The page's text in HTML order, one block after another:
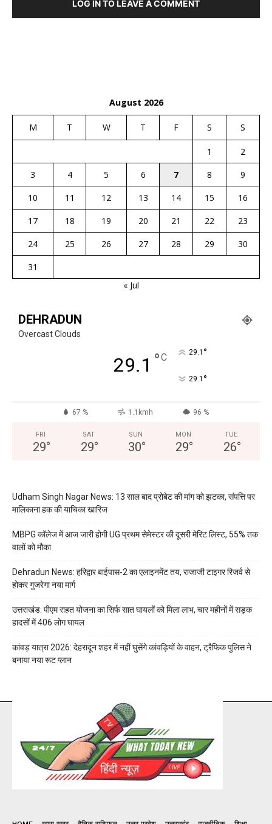
LOG IN TO LEAVE A COMMENT
August 2026
M T W T F S S
1
2
3
4 5 6 7 8
9
10
11 12 13 14 15
16
17
18 19 20 21 22
23
24
25 26 27 28 29
30
31
« Jul
DEHRADUN
Overcast Clouds
29.1 °C 29.1 °
29.1 °
67 % 1.1kmh 96 %
FRI
29°
SAT
29°
SUN
30°
MON
29°
TUE
26°
Udham Singh Nagar News: 13 साल बाद प्रोबेट की मांग को झटका, संपत्ति पर
मालिकाना हक की याचिका खारिज
MBPG कॉलेज में आज जारी होगी UG प्रथम सेमेस्टर की दूसरी मेरिट लिस्ट, 55% तक
वालों को मौका
Dehradun News: हरिद्वार बाईपास-2 का एलाइनमेंट तय, राजाजी टाइगर रिजर्व से
होकर गुजरेगा नया मार्ग
उत्तराखंड: पीएम राहत योजना का सिर्फ सात घायलों को मिला लाभ, चार महीनों में सड़क
हादसों में 406 लोग घायल
कांवड़ यात्रा 2026: देहरादून शहर में नहीं घुसेंगे कांवड़ियों के वाहन, ट्रैफिक पुलिस ने
बनाया नया रूट प्लान